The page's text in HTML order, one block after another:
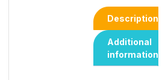
Description
Additional
information